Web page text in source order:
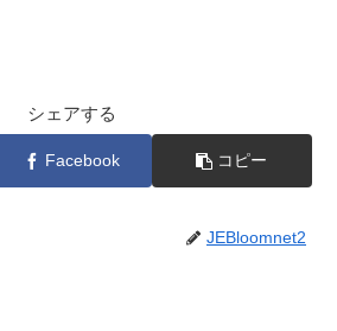
シェアする
Facebook コピー
JEBloomnet2